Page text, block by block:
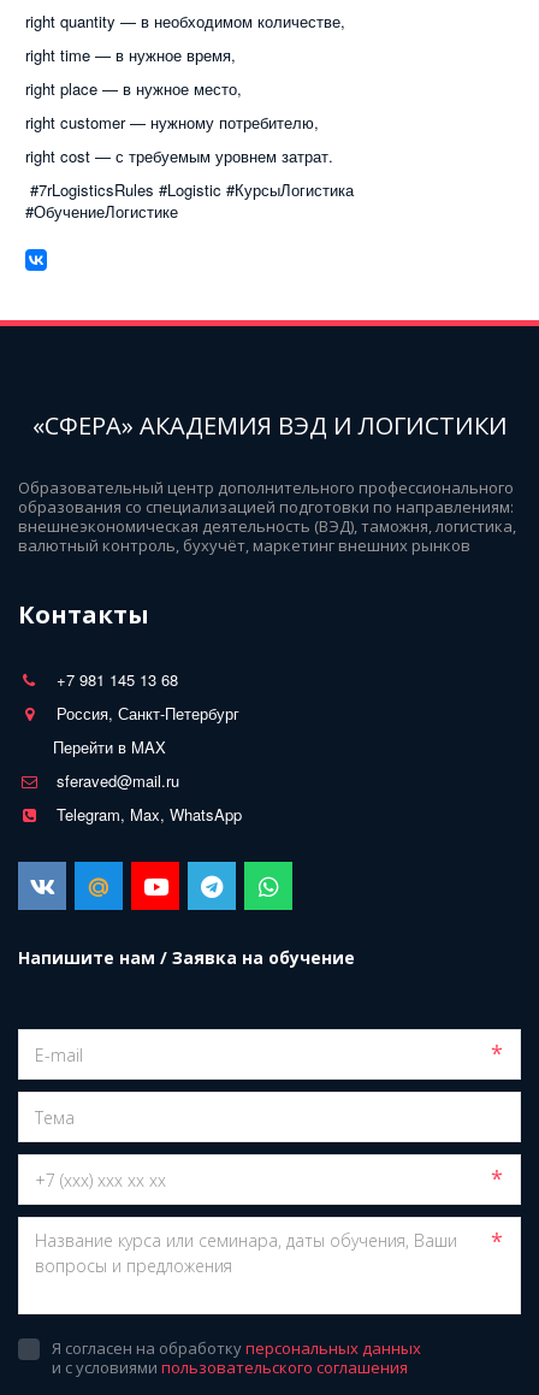
right quantity — в необходимом количестве,
right time — в нужное время,
right place — в нужное место,
right customer — нужному потребителю,
right cost — с требуемым уровнем затрат.
#7rLogisticsRules #Logistic #КурсыЛогистика
#ОбучениеЛогистике
«СФЕРА» АКАДЕМИЯ ВЭД И ЛОГИСТИКИ
Образовательный центр дополнительного профессионального
образования со специализацией подготовки по направлениям:
внешнеэкономическая деятельность (ВЭД), таможня, логистика,
валютный контроль, бухучёт, маркетинг внешних рынков
Контакты
+7 981 145 13 68
Россия, Санкт-Петербург
Перейти в MAX
sferaved@mail.ru
Telegram, Max, WhatsApp
Напишите нам / Заявка на обучение
*
*
*
Я согласен на обработкуперсональных данных
и с условиями пользовательского соглашения